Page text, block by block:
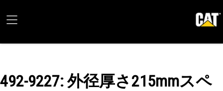
492-9227: 外径厚さ215mmスペ